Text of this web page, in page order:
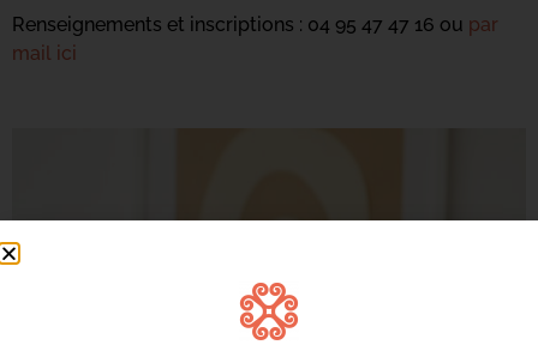
Renseignements et inscriptions : 04 95 47 47 16 ou par
mail ici